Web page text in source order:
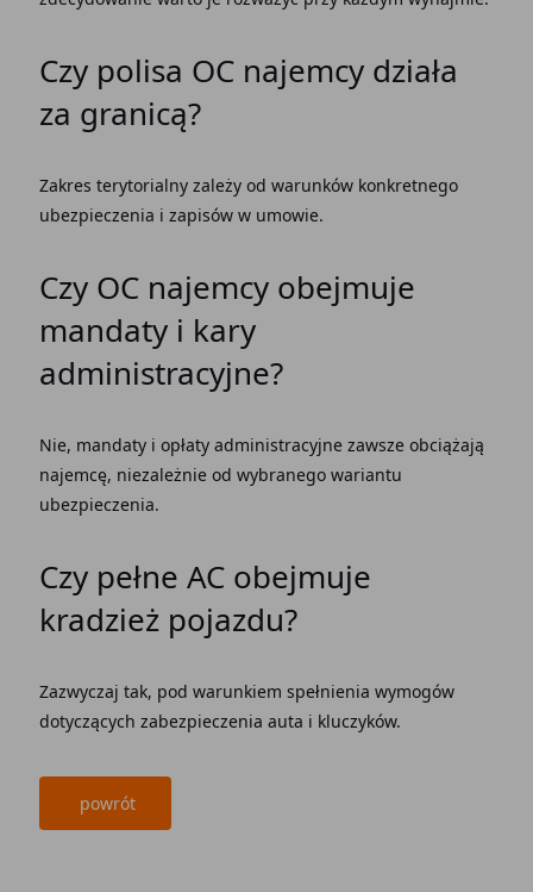
Czy polisa OC najemcydziała
za granicą?
Zakres terytorialny zależy od warunków konkretnego
ubezpieczenia i zapisów w umowie.
Czy OC najemcy obejmuje
mandaty i kary
administracyjne?
Nie, mandaty i opłaty administracyjne zawsze obciążają
najemcę, niezależnie od wybranego wariantu
ubezpieczenia.
Czy pełne AC obejmuje
kradzież pojazdu?
Zazwyczaj tak, pod warunkiem spełnienia wymogów
dotyczących zabezpieczenia auta i kluczyków.
powrót